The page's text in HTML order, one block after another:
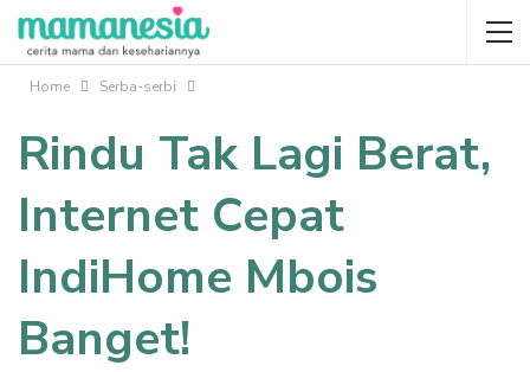
Home Serba-serbi
Rindu Tak Lagi Berat,
Internet Cepat
IndiHome Mbois
Banget!